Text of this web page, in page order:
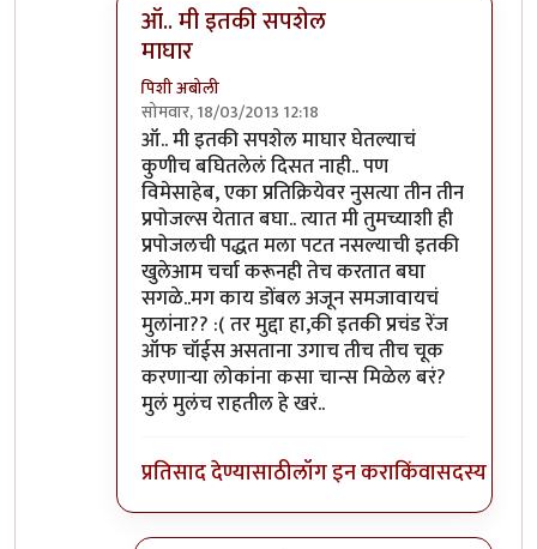
ऑ.. मी इतकी सपशेल
माघार
पिशी अबोली
सोमवार, 18/03/2013 12:18
In reply toए गपा रे जरा. पिशी बाईंचा तास
ऑ.. मी इतकी सपशेल माघार घेतल्याचं
कुणीच बघितलेलं दिसत नाही.. पण
विमेसाहेब, एका प्रतिक्रियेवर नुसत्या तीन तीन
प्रपोजल्स येतात बघा.. त्यात मी तुमच्याशी ही
प्रपोजलची पद्धत मला पटत नसल्याची इतकी
खुलेआम चर्चा करूनही तेच करतात बघा
सगळे..मग काय डोंबल अजून समजावायचं
मुलांना?? :( तर मुद्दा हा,की इतकी प्रचंड रेंज
ऑफ चॉईस असताना उगाच तीच तीच चूक
करणार्‍या लोकांना कसा चान्स मिळेल बरं?
मुलं मुलंच राहतील हे खरं..
प्रतिसाद देण्यासाठीलॉग इन कराकिंवासदस्य व्हा